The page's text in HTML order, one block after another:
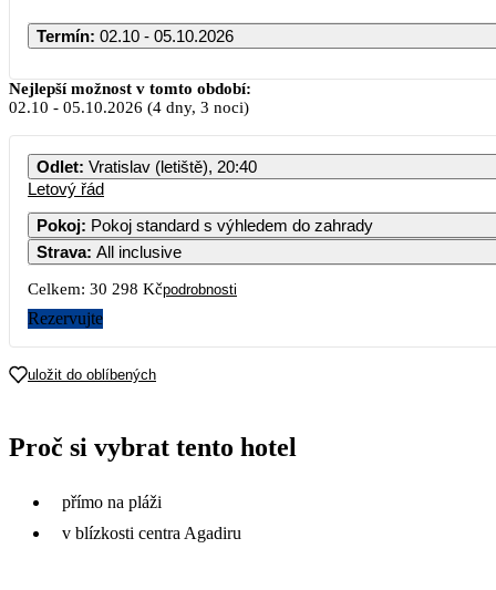
Termín: 02.10 - 05.10.2026
Říjen 2026
PO ÚT ST ČT PÁ
15 149
Nejlepší možnost v tomto období:
02.10 - 05.10.2026 (4 dny, 3 noci)
Odlet: Vratislav (letiště), 20:40
Letový řád
Pokoj:
Pokoj standard s výhledem do zahrady
Strava: All inclusive
Celkem: 30 298 Kčpodrobnosti
Rezervujte
uložit do oblíbených
Proč si vybrat tento hotel
přímo na pláži
v blízkosti centra Agadiru